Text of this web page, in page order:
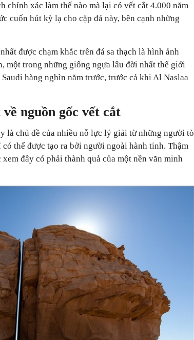
chính xác làm thế nào mà lại có vết cắt 4.000 năm
cuốn hút kỳ lạ cho cặp đá này, bên cạnh những
được chạm khắc trên đá sa thạch là hình ảnh
một trong những giống ngựa lâu đời nhất thế giới
hàng nghìn năm trước, trước cả khi Al Naslaa
nguồn gốc vết cắt
là chủ đề của nhiều nỗ lực lý giải từ những người tò
thể được tạo ra bởi người ngoài hành tinh. Thậm
đây có phải thành quả của một nền văn minh